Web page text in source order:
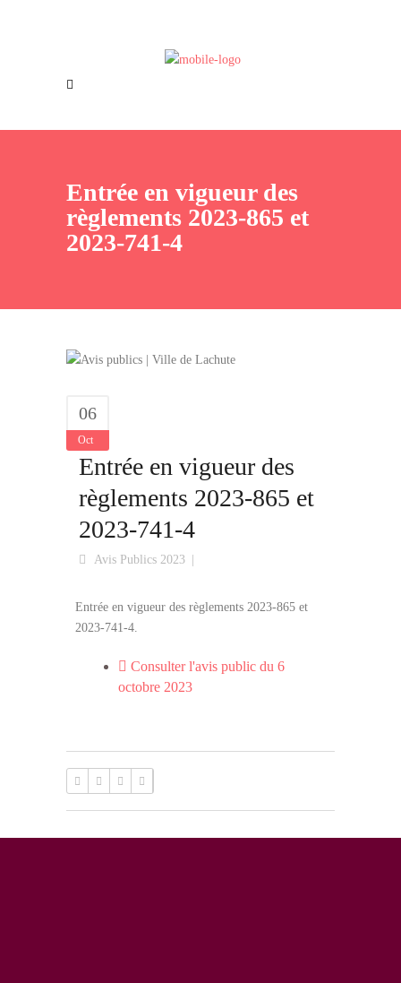
Offres d’emploi
Entrée en vigueur des
règlements 2023-865 et
2023-741-4
06
Oct
Entrée en vigueur des
règlements 2023-865 et
2023-741-4
Avis Publics 2023
Entrée en vigueur des règlements 2023-865 et
2023-741-4.
Consulter l'avis public du 6
octobre 2023